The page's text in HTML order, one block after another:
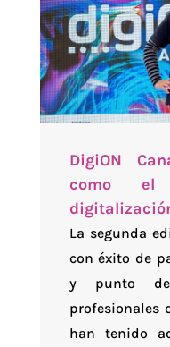
DigiON
como
La segunda
con éxito de
y punto
profesionales
han tenido